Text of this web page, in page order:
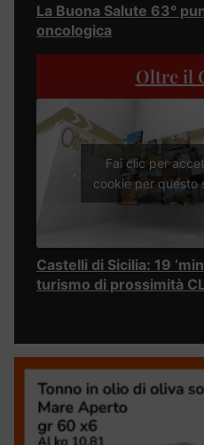
La Buona Salute 63°
oncologica
Oltre il
Fai clic per
cookie per questo
Castelli di Sicilia: 19
turismo di prossimità